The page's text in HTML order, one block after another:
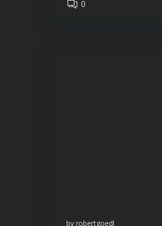
0
by robertgoedl